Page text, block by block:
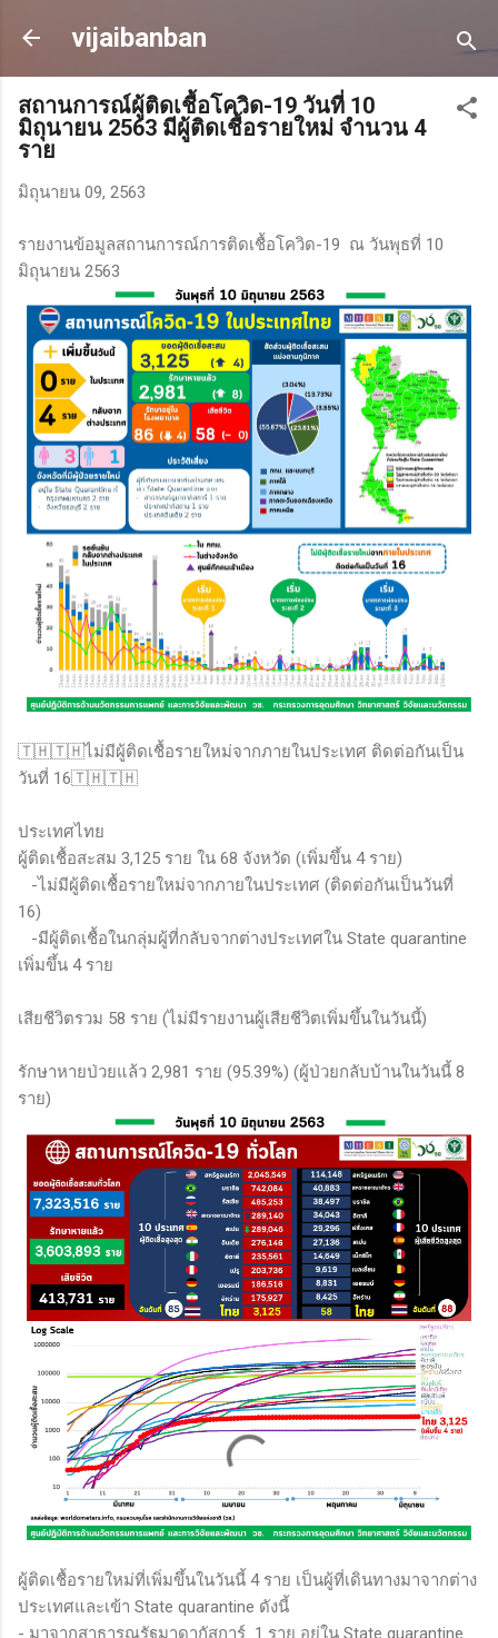
ข้ามไปที่เนื้อหาหลัก
vijaibanban
สถานการณ์ผู้ติดเชื้อโควิด-19 วันที่ 10
มิถุนายน 2563 มีผู้ติดเชื้อรายใหม่ จำนวน 4
ราย
มิถุนายน 09, 2563
รายงานข้อมูลสถานการณ์การติดเชื้อโควิด-19 ณ วันพุธที่ 10
มิถุนายน 2563
🇹🇭🇹🇭ไม่มีผู้ติดเชื้อรายใหม่จากภายในประเทศ ติดต่อกันเป็น
วันที่ 16🇹🇭🇹🇭
ประเทศไทย
ผู้ติดเชื้อสะสม 3,125 ราย ใน 68 จังหวัด (เพิ่มขึ้น 4 ราย)
-ไม่มีผู้ติดเชื้อรายใหม่จากภายในประเทศ (ติดต่อกันเป็นวันที่
16)
-มีผู้ติดเชื้อในกลุ่มผู้ที่กลับจากต่างประเทศใน State quarantine
เพิ่มขึ้น 4 ราย
เสียชีวิตรวม 58 ราย (ไม่มีรายงานผู้เสียชีวิตเพิ่มขึ้นในวันนี้)
รักษาหายป่วยแล้ว 2,981 ราย (95.39%) (ผู้ป่วยกลับบ้านในวันนี้ 8
ราย)
ผู้ติดเชื้อรายใหม่ที่เพิ่มขึ้นในวันนี้ 4 ราย เป็นผู้ที่เดินทางมาจากต่าง
ประเทศและเข้า State quarantine ดังนี้
- มาจากสาธารณรัฐมาดากัสการ์ 1 ราย อยู่ใน State quarantine